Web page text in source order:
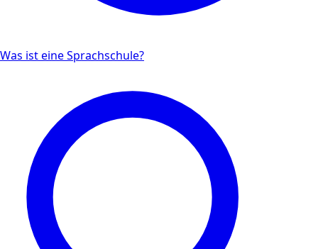
Was ist eine Sprachschule?